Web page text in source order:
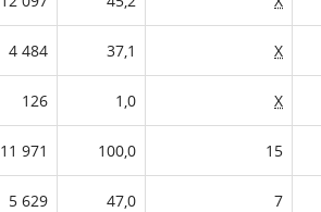
4 484 37,1 X
126 1,0 X
11 971 100,0 15
5 629 47,0 7